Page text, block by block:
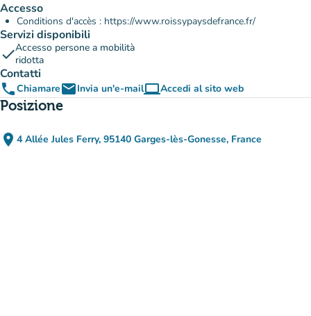
Accesso
Conditions d'accès : https://www.roissypaysdefrance.fr/
Servizi disponibili
checkAccesso persone a mobilità
ridotta
Contatti
phoneChiamareemailInvia un'e-mailcomputerAccedi al sito web
(nuova scheda)
Posizione
place 4 Allée Jules Ferry, 95140 Garges-lès-Gonesse, France
(apri in Google Maps)
(nuova scheda)